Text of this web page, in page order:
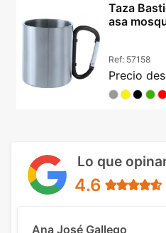
Taza
asa
Ref: 57158
Precio
Lo que
4.6
Ana José Gallego